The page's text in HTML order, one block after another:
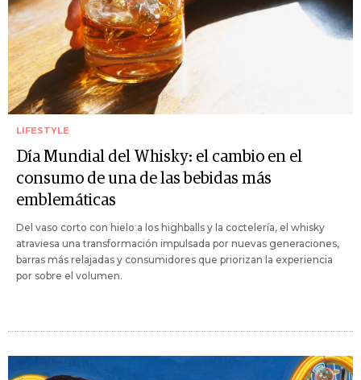
LIFESTYLE
Día Mundial del Whisky: el cambio en el
consumo de una de las bebidas más
emblemáticas
Del vaso corto con hielo a los highballs y la coctelería, el whisky
atraviesa una transformación impulsada por nuevas generaciones,
barras más relajadas y consumidores que priorizan la experiencia
por sobre el volumen.